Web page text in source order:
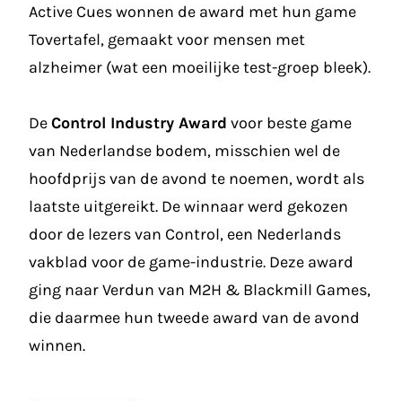
Active Cues wonnen de award met hun game
Tovertafel, gemaakt voor mensen met
alzheimer (wat een moeilijke test-groep bleek).
DeControl Industry Award voor beste game
van Nederlandse bodem, misschien wel de
hoofdprijs van de avond te noemen, wordt als
laatste uitgereikt. De winnaar werd gekozen
door de lezers van Control, een Nederlands
vakblad voor de game-industrie. Deze award
ging naar Verdun van M2H & Blackmill Games,
die daarmee hun tweede award van de avond
winnen.